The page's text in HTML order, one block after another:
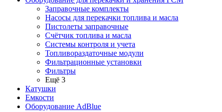
Заправочные комплекты
Насосы для перекачки топлива и масла
Пистолеты заправочные
Счётчик топлива и масла
Системы контроля и учета
Топливораздаточные модули
Фильтрационные установки
Фильтры
Ещё 3
Катушки
Емкости
Оборудование AdBlue